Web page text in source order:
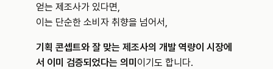
얻는 제조사가 있다면,
이는 단순한 소비자 취향을 넘어서,
기획 콘셉트와 잘 맞는 제조사의 개발 역량이 시장에
서 이미 검증되었다는 의미 이기도 합니다.